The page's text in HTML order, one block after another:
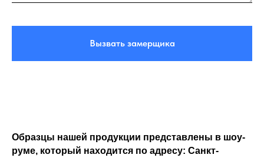
Вызвать замерщика
Образцы нашей продукции представлены в шоу-
руме, который находится по адресу: Санкт-